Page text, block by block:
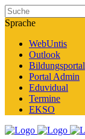
Sprache
WebUntis
Outlook
Bildungsportal
Portal Admin
Eduvidual
Termine
EKSO